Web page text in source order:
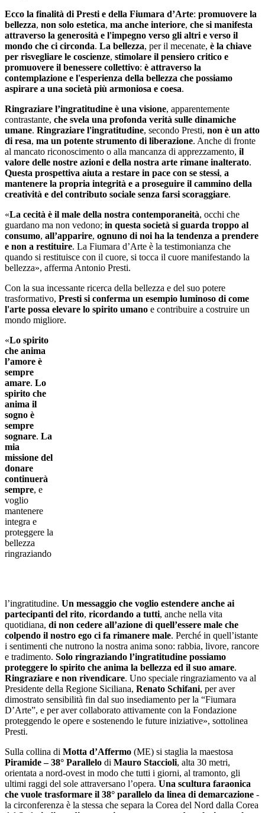
Ecco la finalità di Presti e della Fiumara d’Arte: promuovere la
bellezza, non solo estetica, ma anche interiore, che si manifesta
attraverso la generosità e l'impegno verso gli altri e verso il
mondo che ci circonda. La bellezza, per il mecenate, è la chiave
per risvegliare le coscienze, stimolare il pensiero critico e
promuovere il benessere collettivo: è attraverso la
contemplazione e l'esperienza della bellezza che possiamo
aspirare a una società più armoniosa e coesa.
Ringraziare l’ingratitudine è una visione, apparentemente
contrastante, che svela una profonda verità sulle dinamiche
umane. Ringraziare l'ingratitudine, secondo Presti, non è un atto
di resa, ma un potente strumento di liberazione. Anche di fronte
al mancato riconoscimento o alla mancanza di apprezzamento, il
valore delle nostre azioni e della nostra arte rimane inalterato.
Questa prospettiva aiuta a restare in pace con se stessi, a
mantenere la propria integrità e a proseguire il cammino della
creatività e del contributo sociale senza farsi scoraggiare.
«La cecità è il male della nostra contemporaneità, occhi che
guardano ma non vedono; in questa società si guarda troppo al
consumo, all’apparire, ognuno di noi ha la tendenza a prendere
e non a restituire. La Fiumara d’Arte è la testimonianza che
quando si restituisce con il cuore, si tocca il cuore manifestando la
bellezza», afferma Antonio Presti.
Con la sua incessante ricerca della bellezza e del suo potere
trasformativo, Presti si conferma un esempio luminoso di come
l'arte possa elevare lo spirito umano e contribuire a costruire un
mondo migliore.
«Lo spirito
che anima
l’amore è
sempre
amare. Lo
spirito che
anima il
sogno è
sempre
sognare. La
mia
missione del
donare
continuerà
sempre, e
voglio
mantenere
integra e
proteggere la
bellezza
ringraziando
l’ingratitudine. Un messaggio che voglio estendere anche ai
partecipanti del rito, ricordando a tutti, anche nella vita
quotidiana, di non cedere all’azione di quell’essere male che
colpendo il nostro ego ci fa rimanere male. Perché in quell’istante
i sentimenti che nutrono la nostra anima sono: rabbia, livore, rancore
e tradimento. Solo ringraziando l’ingratitudine possiamo
proteggere lo spirito che anima la bellezza ed il suo amare.
Ringraziare e non rivendicare. Uno speciale ringraziamento va al
Presidente della Regione Siciliana, Renato Schifani, per aver
dimostrato sensibilità fin dal suo insediamento per la “Fiumara
D’Arte”, e per aver collaborato attivamente con la Fondazione
proteggendo le opere e sostenendo le future iniziative», sottolinea
Presti.
Sulla collina di Motta d’Affermo (ME) si staglia la maestosa
Piramide – 38° Parallelo di Mauro Staccioli, alta 30 metri,
orientata a nord-ovest in modo che tutti i giorni, al tramonto, gli
ultimi raggi del sole attraversano l’opera. Una scultura faraonica
che vuole trasformare il 38° parallelo da linea di demarcazione -
la circonferenza è la stessa che separa la Corea del Nord dalla Corea